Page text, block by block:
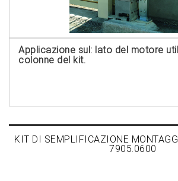
Applicazione sul: lato del motore
colonne del kit.
KIT DI SEMPLIFICAZIONE
7905.0600